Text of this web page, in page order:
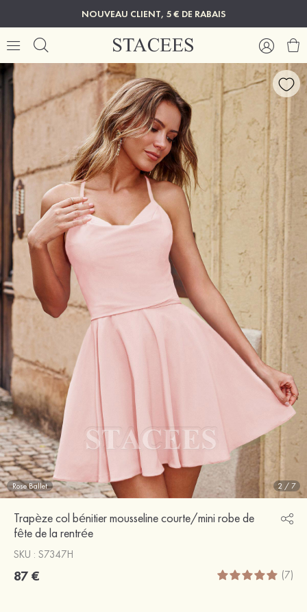
NOUVEAU CLIENT, 5 € DE RABAIS
Rose Ballet 2 /7
Trapèze col bénitier mousseline courte/mini robe de
fête de la rentrée
SKU : S7347H
87 € (7)